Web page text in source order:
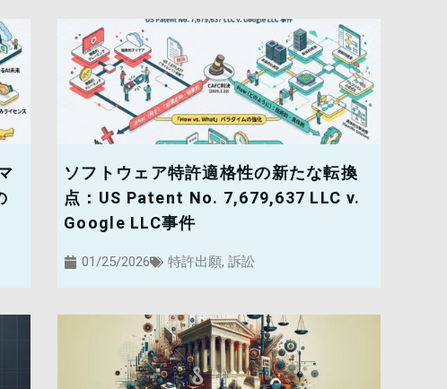
ソフトウェア特許適格性の新たな転換
点：US Patent No. 7,679,637 LLC v.
Google LLC事件
01/25/2026 特許出願,訴訟